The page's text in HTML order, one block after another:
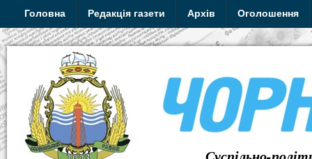
Головна Редакція газети Архів Оголошення